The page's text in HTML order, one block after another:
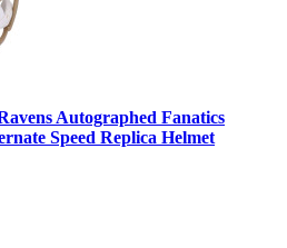
Autographed Fanatics
Speed Replica Helmet